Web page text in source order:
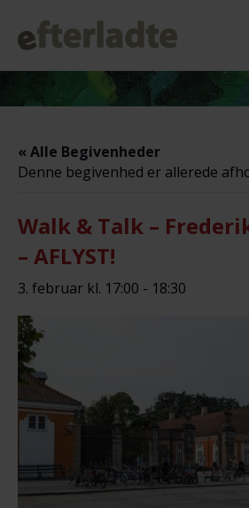
« Alle Begivenheder
Denne begivenhed er allerede
Walk & Talk –
– AFLYST!
3. februar kl. 17:00 - 18:30